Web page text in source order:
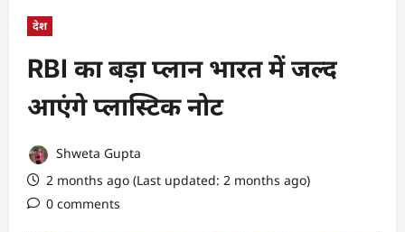
देश
RBI का बड़ा प्लान भारत में जल्द
आएंगे प्लास्टिक नोट
Shweta Gupta
2 months ago (Last updated: 2 months ago)
0 comments